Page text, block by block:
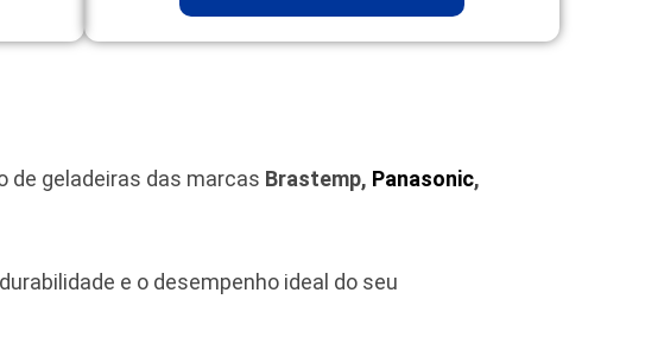
de geladeiras das marcas Brastemp, Panasonic,
e o desempenho ideal do seu